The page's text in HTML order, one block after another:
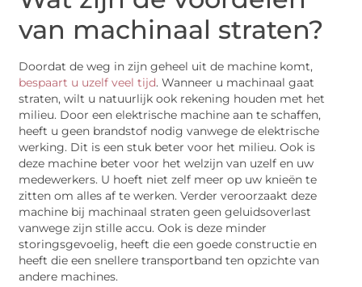
van machinaal straten?
Doordat de weg in zijn geheel uit de machine komt,
bespaart u uzelf veel tijd. Wanneer u machinaal gaat
straten, wilt u natuurlijk ook rekening houden met het
milieu. Door een elektrische machine aan te schaffen,
heeft u geen brandstof nodig vanwege de elektrische
werking. Dit is een stuk beter voor het milieu. Ook is
deze machine beter voor het welzijn van uzelf en uw
medewerkers. U hoeft niet zelf meer op uw knieën te
zitten om alles af te werken. Verder veroorzaakt deze
machine bij machinaal straten geen geluidsoverlast
vanwege zijn stille accu. Ook is deze minder
storingsgevoelig, heeft die een goede constructie en
heeft die een snellere transportband ten opzichte van
andere machines.